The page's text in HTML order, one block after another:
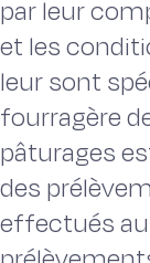
par leur
et les
leur sont
fourragère
pâturages
des
effectués au